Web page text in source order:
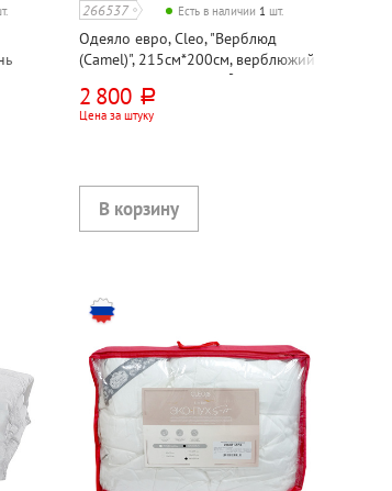
266537 Есть в наличии 1 шт.
Одеяло евро, Cleo, "Верблюд
(Camel)", 215см*200см, верблюжий
пласт, политик, 300г⁄м²
2 800 руб.
Цена за штуку